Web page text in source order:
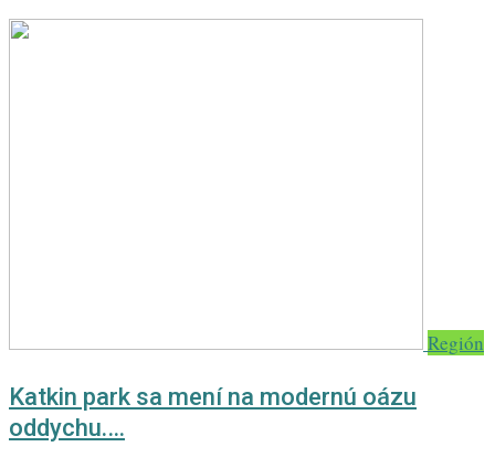
Región
Katkin park sa mení na modernú oázu
oddychu.…